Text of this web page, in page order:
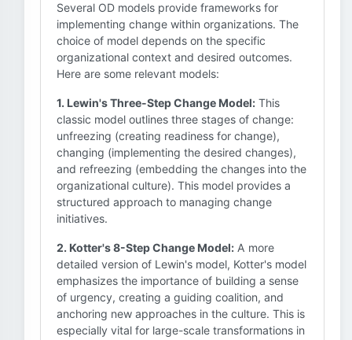
Several OD models provide frameworks for
implementing change within organizations. The
choice of model depends on the specific
organizational context and desired outcomes.
Here are some relevant models:
1. Lewin's Three-Step Change Model: This
classic model outlines three stages of change:
unfreezing (creating readiness for change),
changing (implementing the desired changes),
and refreezing (embedding the changes into the
organizational culture). This model provides a
structured approach to managing change
initiatives.
2. Kotter's 8-Step Change Model: A more
detailed version of Lewin's model, Kotter's model
emphasizes the importance of building a sense
of urgency, creating a guiding coalition, and
anchoring new approaches in the culture. This is
especially vital for large-scale transformations in